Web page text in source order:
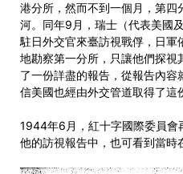
港分所，然而不到一個月，第四
河。同年9月，瑞士（代表美國
駐日外交官來臺訪視戰俘，日
地勘察第一分所，只讓他們探
了一份詳盡的報告，從報告內
信美國也經由外交管道取得了這
1944年6月，紅十字國際委員會
他的訪視報告中，也可看到當時